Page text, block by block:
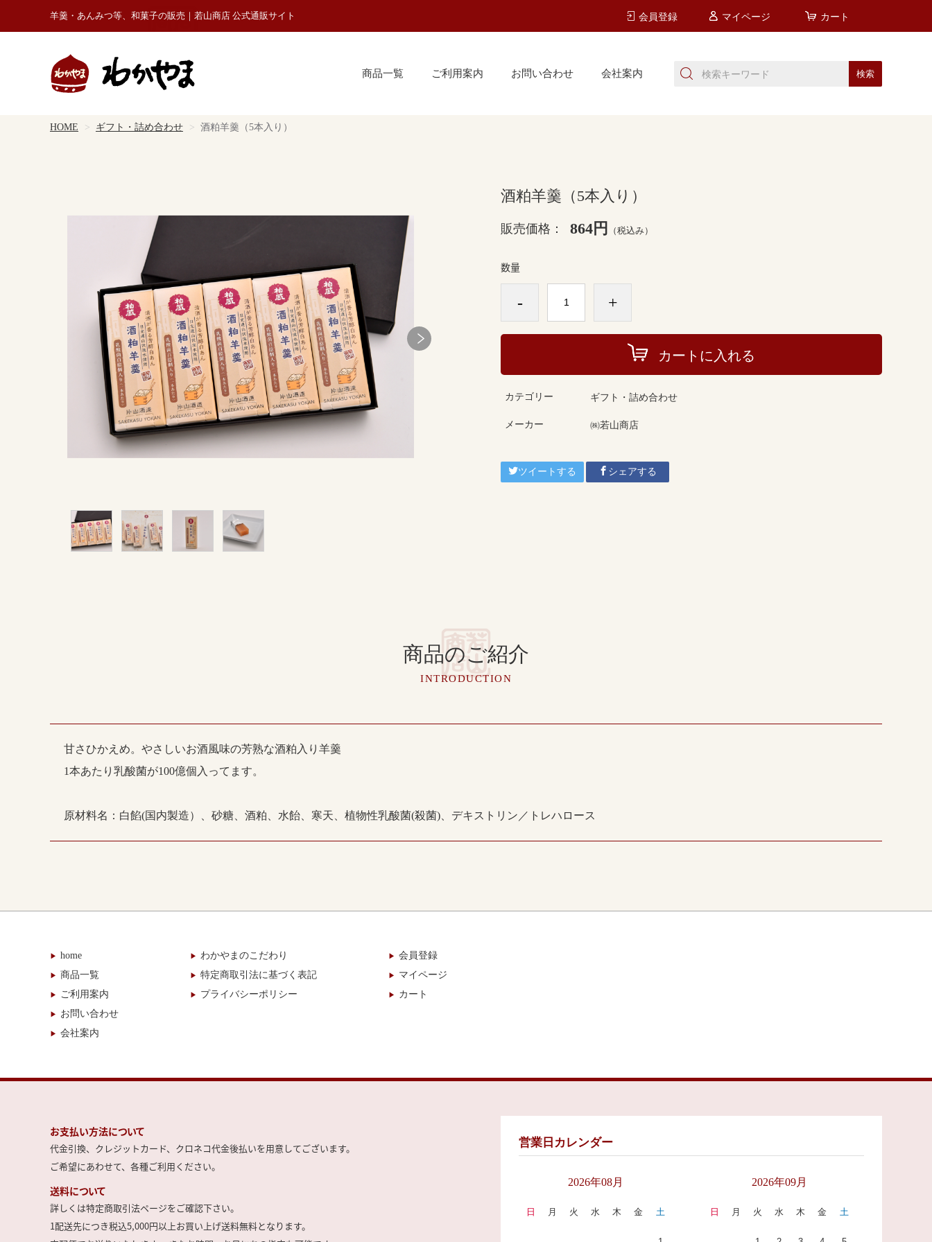
羊羹・あんみつ等、和菓子の販売｜若山商店 公式通販サイト 会員登録 マイページ カート
商品一覧 ご利用案内 お問い合わせ 会社案内
HOME ギフト・詰め合わせ 酒粕羊羹（5本入り）
酒粕羊羹（5本入り）
販売価格： 864円 （税込み）
数量
- +
カートに入れる
カテゴリー ギフト・詰め合わせ
メーカー ㈱若山商店
ツイートする シェアする
商品のご紹介
INTRODUCTION
甘さひかえめ。やさしいお酒風味の芳熟な酒粕入り羊羹
1本あたり乳酸菌が100億個入ってます。
原材料名：白餡(国内製造）、砂糖、酒粕、水飴、寒天、植物性乳酸菌(殺菌)、デキストリン／トレハロース
home
商品一覧
ご利用案内
お問い合わせ
会社案内
わかやまのこだわり
特定商取引法に基づく表記
プライバシーポリシー
会員登録
マイページ
カート
お支払い方法について
代金引換、クレジットカード、クロネコ代金後払いを用意してございます。
ご希望にあわせて、各種ご利用ください。
送料について
詳しくは特定商取引法ページをご確認下さい。
1配送先につき税込5,000円以上お買い上げ送料無料となります。
営業日カレンダー
2026年08月
日 月 火 水 木 金 土
2026年09月
日 月 火 水 木 金 土